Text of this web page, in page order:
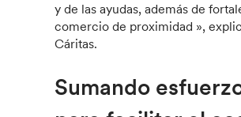
y de las ayudas, además de
comercio de proximidad »,
Cáritas.
Sumando